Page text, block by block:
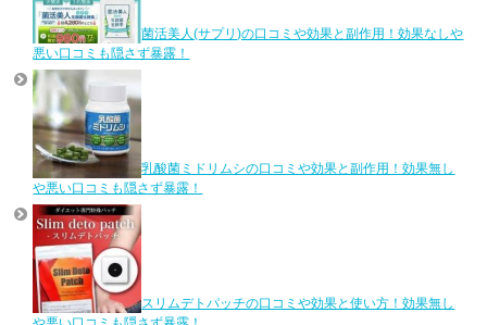
菌活美人(サプリ)の口コミや効果と副作用！効果なしや
悪い口コミも隠さず暴露！
乳酸菌ミドリムシの口コミや効果と副作用！効果無し
や悪い口コミも隠さず暴露！
スリムデトパッチの口コミや効果と使い方！効果無し